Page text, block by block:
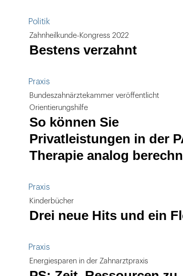
Politik
Zahnheilkunde-Kongress 2022
Bestens verzahnt
Praxis
Bundeszahnärztekammer veröffentlicht
Orientierungshilfe
So können Sie
Privatleistungen in der
Therapie analog
Praxis
Kinderbücher
Drei neue Hits und ein
Praxis
Energiesparen in der Zahnarztpraxis